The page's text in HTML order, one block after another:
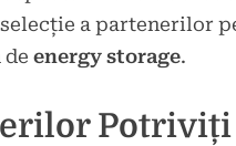
a partenerilor
energy storage.
Potriviți